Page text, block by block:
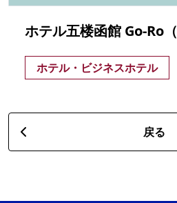
ホテル・ビジネスホテル
戻る